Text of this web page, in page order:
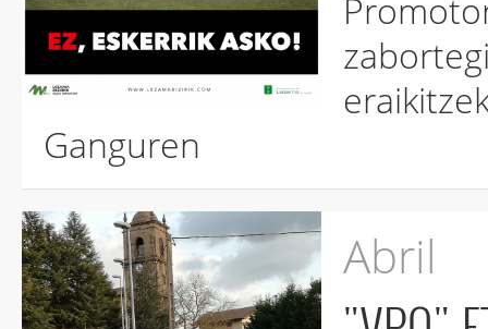
Promotora bat Autonomia
zabortegi
Ganguren
Abril